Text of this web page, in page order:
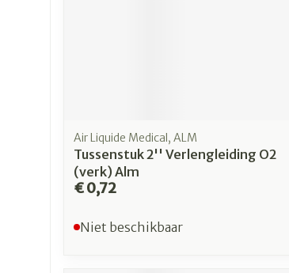
Air Liquide Medical, ALM
Tussenstuk 2'' Verlengleiding O2
(verk) Alm
€ 0,72
Niet beschikbaar